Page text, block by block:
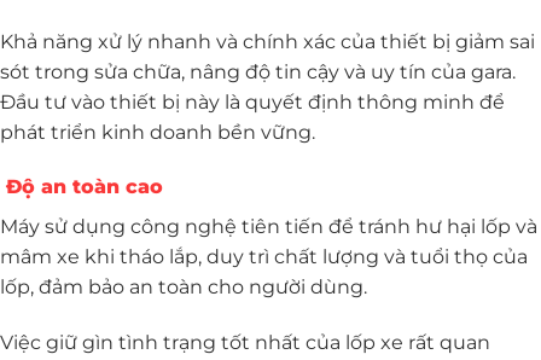
Khả năng xử lý nhanh và chính xác của thiết bị giảm sai
sót trong sửa chữa, nâng độ tin cậy và uy tín của gara.
Đầu tư vào thiết bị này là quyết định thông minh để
phát triển kinh doanh bền vững.
Độ an toàn cao
Máy sử dụng công nghệ tiên tiến để tránh hư hại lốp và
mâm xe khi tháo lắp, duy trì chất lượng và tuổi thọ của
lốp, đảm bảo an toàn cho người dùng.
Việc giữ gìn tình trạng tốt nhất của lốp xe rất quan